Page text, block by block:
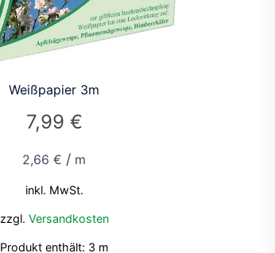
Weißpapier 3m
7,99 €
2,66€ / m
inkl. MwSt.
zzgl. Versandkosten
Produkt enthält: 3 m